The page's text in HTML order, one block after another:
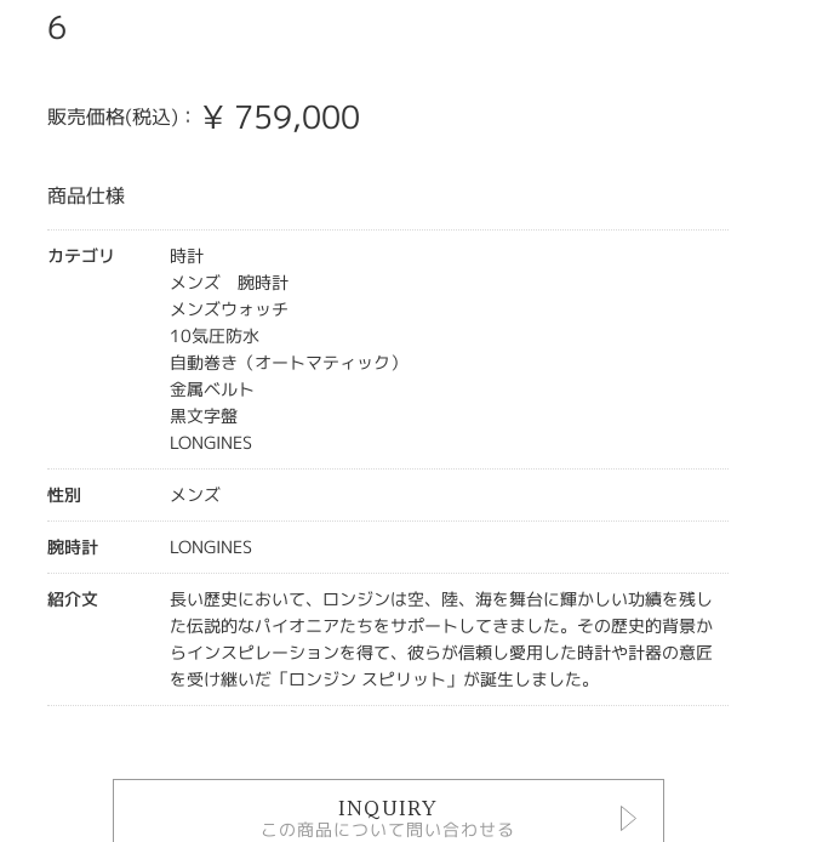
6
販売価格(税込)： ¥ 759,000
商品仕様
カテゴリ
時計
メンズ 腕時計
メンズウォッチ
10気圧防水
自動巻き（オートマティック）
金属ベルト
黒文字盤
LONGINES
性別 メンズ
腕時計 LONGINES
紹介文
長い歴史において、ロンジンは空、陸、海を舞台に輝かしい功績を残し
た伝説的なパイオニアたちをサポートしてきました。その歴史的背景か
らインスピレーションを得て、彼らが信頼し愛用した時計や計器の意匠
を受け継いだ「ロンジン スピリット」が誕生しました。
INQUIRY
この商品について問い合わせる